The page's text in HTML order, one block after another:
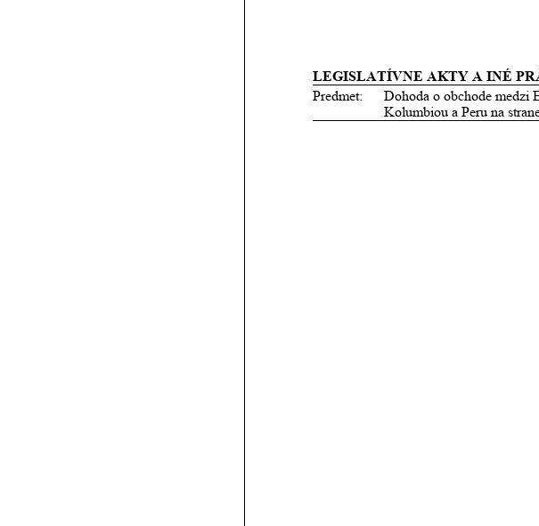
LEGISLATÍVNE AKTY A INÉ
Predmet:
Dohoda o obchode medzi
Kolumbiou a Peru na